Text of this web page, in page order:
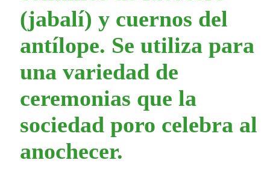
(jabalí) y cuernos del
antílope. Se utiliza para
una variedad de
ceremonias que la
sociedad poro celebra al
anochecer.